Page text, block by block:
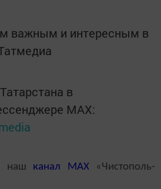
важным и интересным в
в
MАХ:
наш канал MAX«Чистополь-